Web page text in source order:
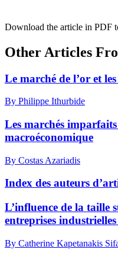
Download the article in PDF
Other Articles
Le marché de l’or et
By Philippe Ithurbide
Les marchés
macroéconomique
By Costas Azariadis
Index des auteurs
L’influence de la taille
entreprises
By Catherine Kapetanakis